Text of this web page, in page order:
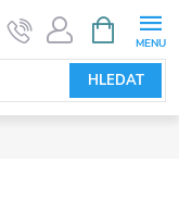
HLEDAT
NÁKUPNÍ
KOŠÍK